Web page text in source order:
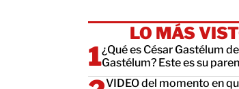
LO MÁS
¿Qué es César Gastélum
Gastélum? Este es su
VIDEO del momento en